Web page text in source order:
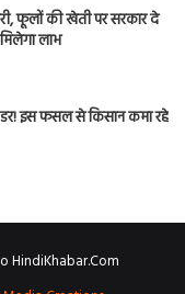
फूलों की खेती पर सरकार दे
लाभ
इस फसल से किसान कमा रहे
HindiKhabar.Com